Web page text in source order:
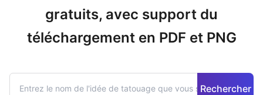
gratuits, avec support du
téléchargement en PDF et PNG
Rechercher